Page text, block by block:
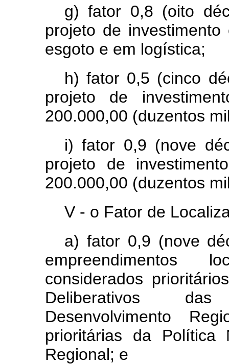
g) fator 0,8 (oito
projeto de
esgoto e em logística;
h) fator 0,5 (cinco
projeto de
200.000,00 (duzentos
i) fator 0,9 (nove
projeto de
200.000,00 (duzentos
V - o Fator de
a) fator 0,9 (nove
empreendimentos
considerados
Deliberativos
Desenvolvimento
prioritárias da Política
Regional; e